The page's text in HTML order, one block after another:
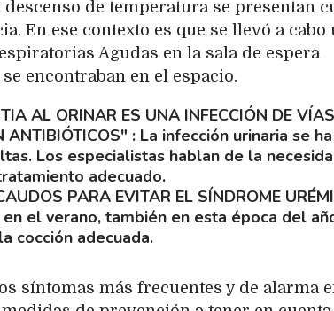
de temperatura se presentan
En ese contexto es que se llevó a cabo
Agudas en la sala de espera
encontraban en el espacio.
AL ORINAR ES UNA INFECCIÓN DE VÍAS
ANTIBIÓTICOS"
La infección urinaria se ha
Los especialistas hablan de la
adecuado.
PARA EVITAR EL SÍNDROME
el verano, también en esta época del
cocción adecuada.
síntomas más frecuentes y de alarma